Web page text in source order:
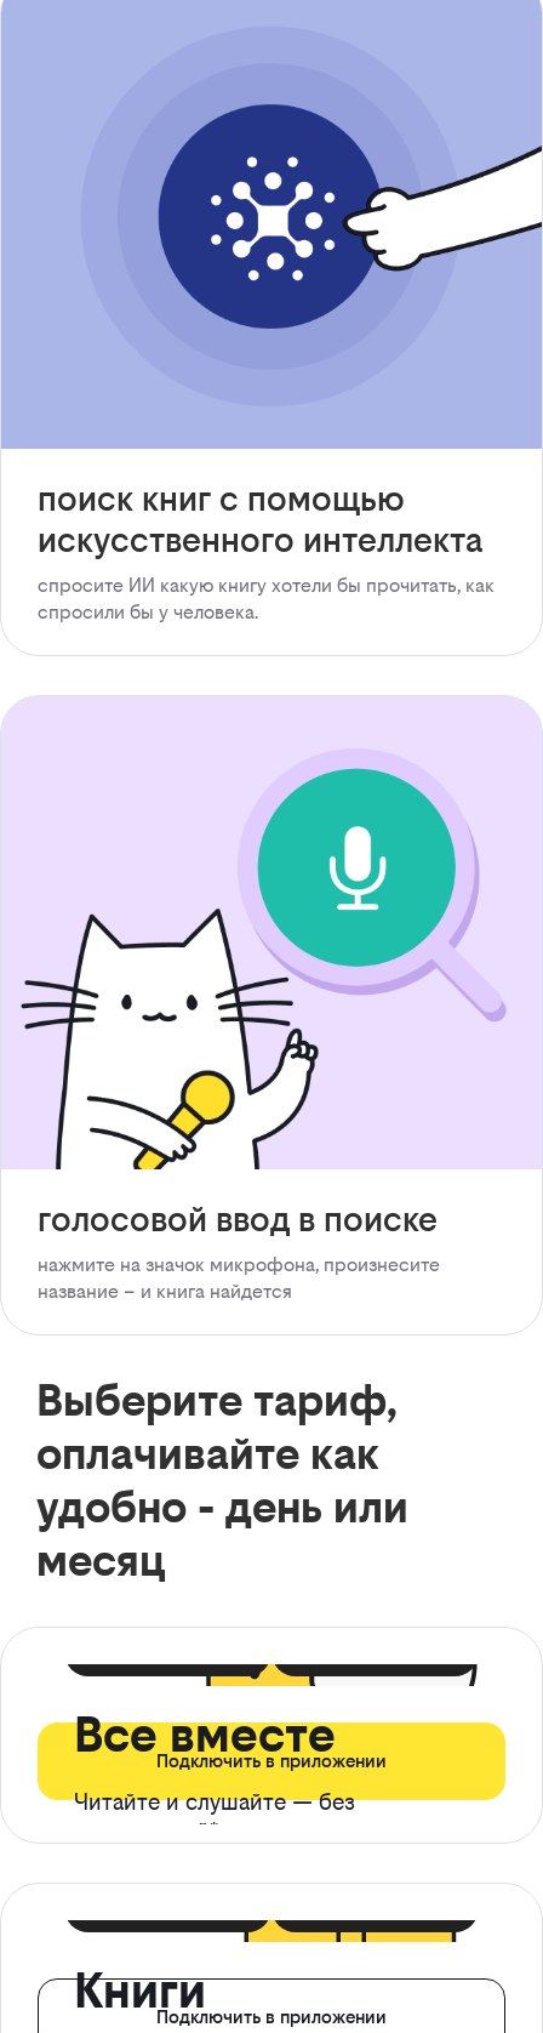
поиск книг с помощью
искусственного интеллекта
спросите ИИ какую книгу хотели бы прочитать, как
спросили бы у человека.
голосовой ввод в поиске
нажмите на значок микрофона, произнесите
название – и книга найдется
Выберите тариф,
оплачивайте как
удобно - день или
месяц
Все вместе
Читайте и слушайте — без
ограничений*
Подключить в приложении
КнигиПодключить в приложении